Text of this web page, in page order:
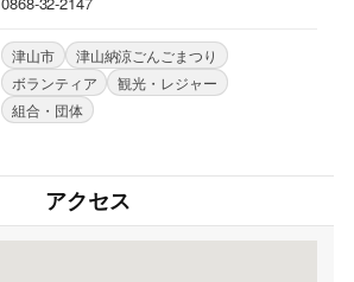
津山市
津山納涼ごんごまつり
ボランティア
観光・レジャー
組合・団体
アクセス